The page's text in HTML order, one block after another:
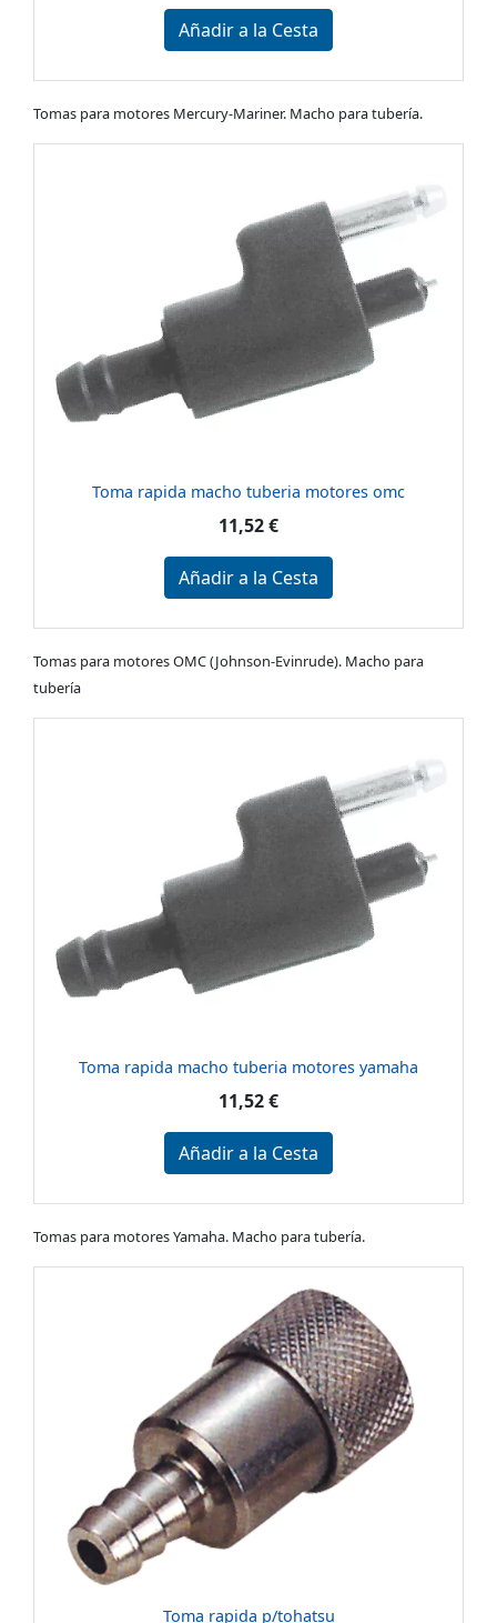
Añadir a la Cesta
Tomas para motores Mercury-Mariner. Macho para tubería.
Toma rapida macho tuberia motores omc
11,52 €
Añadir a la Cesta
Tomas para motores OMC (Johnson-Evinrude). Macho para
tubería
Toma rapida macho tuberia motores yamaha
11,52 €
Añadir a la Cesta
Tomas para motores Yamaha. Macho para tubería.
Toma rapida p/tohatsu